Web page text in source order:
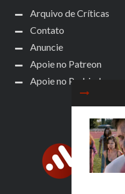
Arquivo de Críticas
Contato
Anuncie
Apoie no Patreon
Apoie no Padrim!